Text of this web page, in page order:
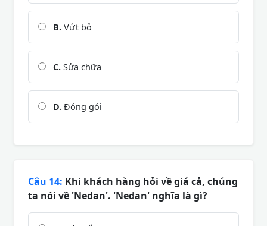
B. Vứt bỏ
C. Sửa chữa
D. Đóng gói
Câu 14: Khi khách hàng hỏi về giá cả, chúng
ta nói về 'Nedan'. 'Nedan' nghĩa là gì?